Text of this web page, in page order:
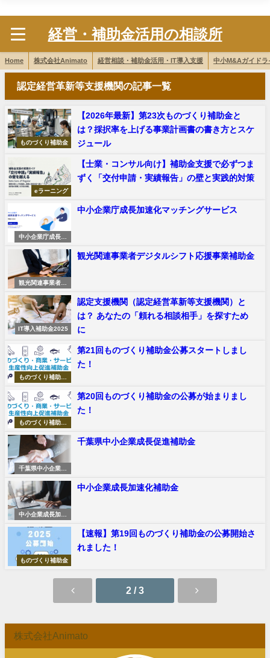
経営・補助金活用の相談所
Home 株式会社Animato 経営相談・補助金活用・IT導入支援 中小M&Aガイドラ
認定経営革新等支援機関の記事一覧
ものづくり補助金
【2026年最新】第23次ものづくり補助金と
は？採択率を上げる事業計画書の書き方とスケ
ジュール
eラーニング
【士業・コンサル向け】補助金支援で必ずつま
ずく「交付申請・実績報告」の壁と実践的対策
中小企業庁成長加
ービス
中小企業庁成長加速化マッチングサービス
観光関連事業者デ
観光関連事業者デジタルシフト応援事業補助金
IT導入補助金2025
認定支援機関（認定経営革新等支援機関）と
は？ あなたの「頼れる相談相手」を探すため
に
ものづくり補助金
第21回ものづくり補助金公募スタートしまし
た！
ものづくり補助金
第20回ものづくり補助金の公募が始まりまし
た！
千葉県中小企業成
千葉県中小企業成長促進補助金
中小企業成長加速
中小企業成長加速化補助金
ものづくり補助金
【速報】第19回ものづくり補助金の公募開始さ
れました！
2 / 3
株式会社Animato